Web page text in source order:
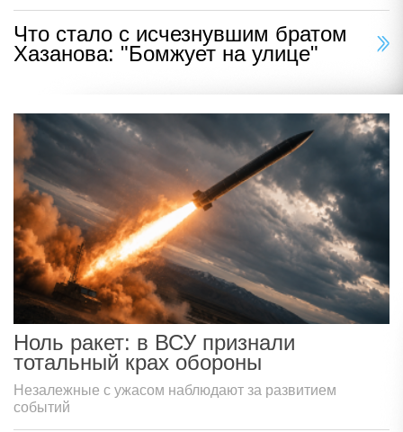
Что стало с исчезнувшим братом
Хазанова: "Бомжует на улице"
Ноль ракет: в ВСУ признали
тотальный крах обороны
Незалежные с ужасом наблюдают за развитием
событий